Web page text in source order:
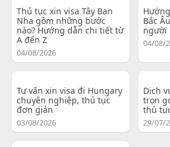
Thủ tục xin visa Tây Ban
Nha gồm những bước
nào? Hướng dẫn chi tiết từ
A đến Z
04/08/2026
Bắc
người
04/08/
Tư vấn xin visa đi Hungary
chuyên nghiệp, thủ tục
đơn giản
03/08/2026
Dịch
trọn
thủ
29/07/